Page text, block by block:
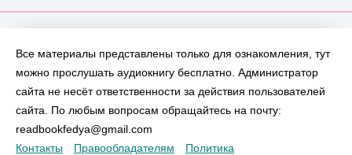
Все материалы представлены только для ознакомления, тут
можно прослушать аудиокнигу бесплатно. Администратор
сайта не несёт ответственности за действия пользователей
сайта. По любым вопросам обращайтесь на почту:
readbookfedya@gmail.com
Контакты
Правообладателям Политика